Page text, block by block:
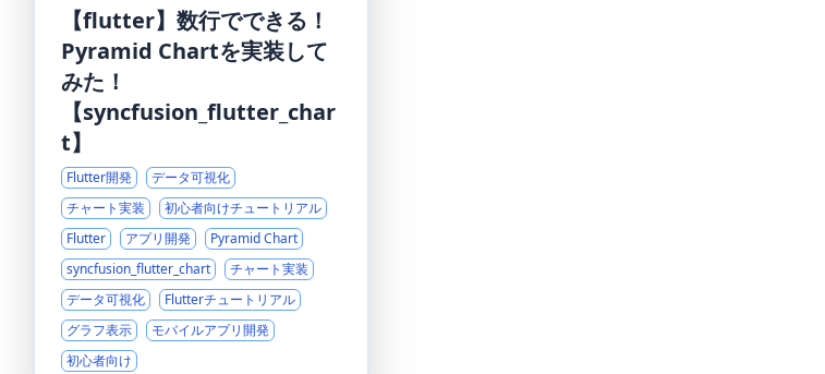
【flutter】数行でできる！
Pyramid Chartを実装して
みた！
【syncfusion_flutter_char
t】
Flutter開発
データ可視化
チャート実装
初心者向けチュートリアル
Flutter
アプリ開発
Pyramid Chart
syncfusion_flutter_chart
チャート実装
データ可視化
Flutterチュートリアル
グラフ表示
モバイルアプリ開発
初心者向け